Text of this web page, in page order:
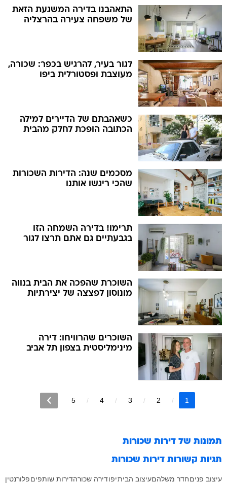
התאהבנו בדירה המשגעת הזאת
של משפחה צעירה בהרצליה
לגור בעיר, להרגיש בכפר: שכורה,
מעוצבת ופסטורלית ביפו
כשאהבתם של הדיירים למילה
הכתובה הופכת לחלק מהבית
מסכמים שנה: הדירות השכורות
שהכי ריגשו אותנו
תרימו! בדירה השמחה הזו
בגבעתיים גם אתם תרצו לגור
השוכרת שהפכה את הבית בנווה
מונוסון לפצצה של יצירתיות
השוכרים שהרוויחו: דירה
מינימליסטית בצפון תל אביב
1
2
3
4
5
תמונות של דירות שכורות
תגיות קשורות דירות שכורות
עיצוב פניםחדר משלהםעיצוב הביתיפודירה שכורהדירות שותפיםפלורנטין